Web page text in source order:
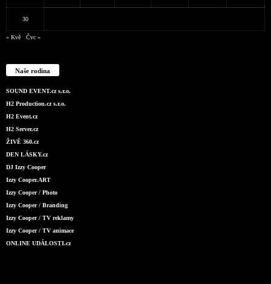
30
« Kvě Čvc »
Naše rodina
SOUND EVENT.cz s.r.o.
H2 Production.cz s.r.o.
H2 Event.cz
H2 Server.cz
ŽIVĚ 360.cz
DEN LÁSKY.cz
DJ Izzy Cooper
Izzy Cooper.ART
Izzy Cooper / Photo
Izzy Cooper / Branding
Izzy Cooper / TV reklamy
Izzy Cooper / TV animace
ONLINE UDÁLOSTI.cz